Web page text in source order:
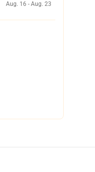
Aug. 16 - Aug. 23